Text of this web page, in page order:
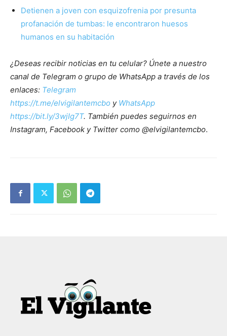
Detienen a joven con esquizofrenia por presunta
profanación de tumbas: le encontraron huesos
humanos en su habitación
¿Deseas recibir noticias en tu celular? Únete a nuestro
canal de Telegram o grupo de WhatsApp a través de los
enlaces: Telegram
https://t.me/elvigilantemcbo y WhatsApp
https://bit.ly/3wjIg7T. También puedes seguirnos en
Instagram, Facebook y Twitter como @elvigilantemcbo.